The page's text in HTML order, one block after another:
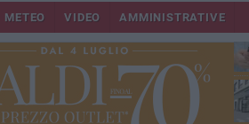
METEO VIDEO AMMINISTRATIVE